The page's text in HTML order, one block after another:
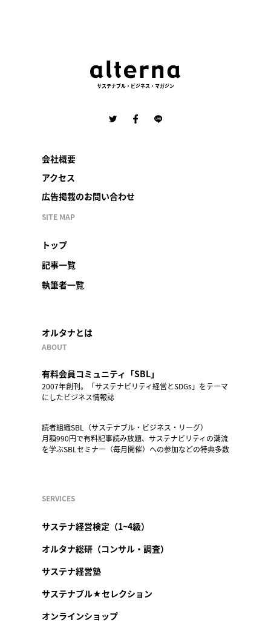
サステナブル・ビジネス・マガジン
会社概要
アクセス
広告掲載のお問い合わせ
SITE MAP
トップ
記事一覧
執筆者一覧
オルタナとは
ABOUT
有料会員コミュニティ「SBL」
2007年創刊。「サステナビリティ経営とSDGs」をテーマ
にしたビジネス情報誌
読者組織SBL（サステナブル・ビジネス・リーグ）
月額990円で有料記事読み放題、サステナビリティの潮流
を学ぶSBLセミナー（毎月開催）への参加などの特典多数
SERVICES
サステナ経営検定（1~4級）
オルタナ総研（コンサル・調査）
サステナ経営塾
サステナブル★セレクション
オンラインショップ